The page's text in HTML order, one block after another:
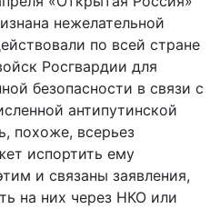
нежелательной
по всей стране
Росгвардии для
безопасности в связи с
антипутинской
похоже, всерьез
испортить ему
и связаны заявления,
на них через НКО или